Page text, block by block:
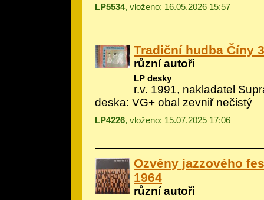
LP5534, vloženo: 16.05.2026 15:57
Tradiční hudba Číny
různí autoři
LP desky
r.v. 1991, nakladatel
deska: VG+ obal zevniř nečistý
LP4226, vloženo: 15.07.2025 17:06
Ozvěny jazzového
1964
různí autoři